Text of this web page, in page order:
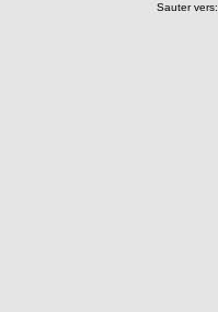
Sauter vers: